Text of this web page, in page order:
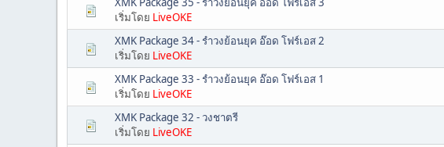
เริ่มโดย LiveOKE
XMK Package 34 - รำวงย้อนยุค อ๊อด โฟร์เอส 2
เริ่มโดย LiveOKE
XMK Package 33 - รำวงย้อนยุค อ๊อด โฟร์เอส 1
เริ่มโดย LiveOKE
XMK Package 32 - วงชาตรี
เริ่มโดย LiveOKE